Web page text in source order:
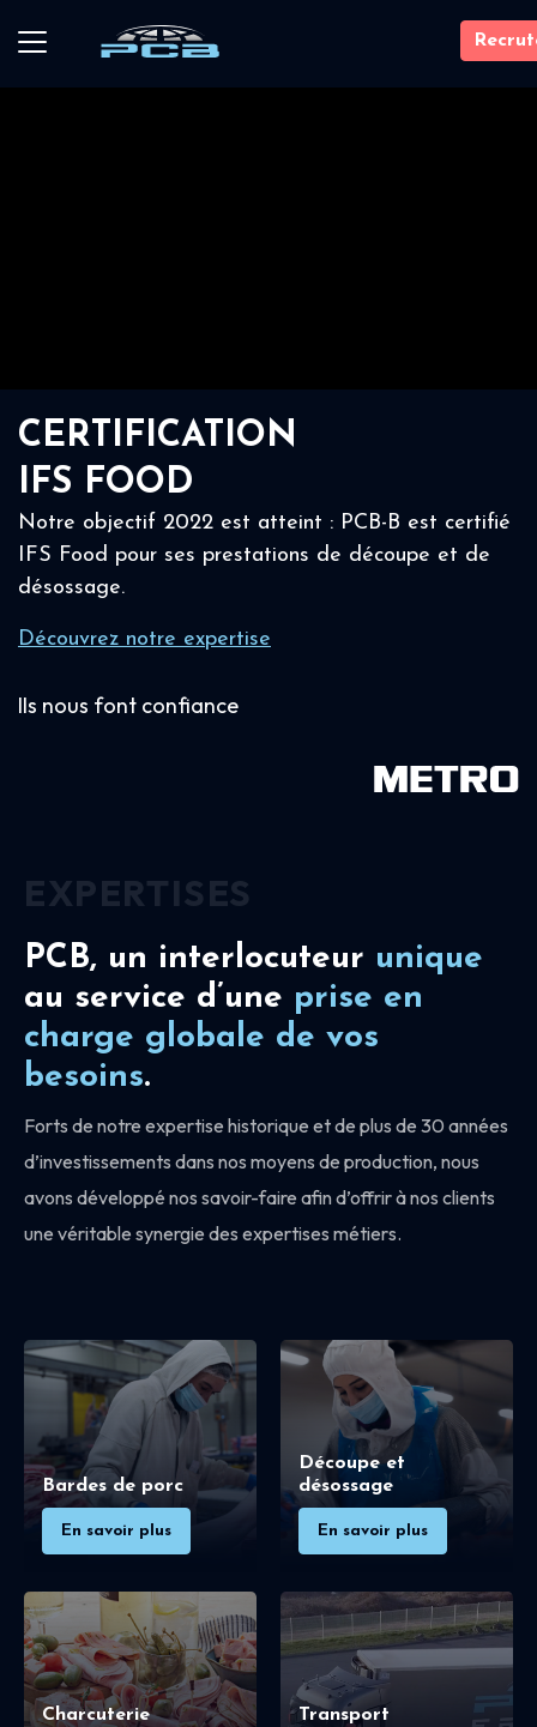
CERTIFICATION
IFS FOOD
Notre objectif 2022 est atteint : PCB-B est certifié
IFS Food pour ses prestations de découpe et de
désossage.
Découvrez notre expertise
Ils nous font confiance
PCB, un interlocuteur unique
au service d’une prise en
charge globale de vos
besoins.
Forts de notre expertise historique et de plus de 30 années
d’investissements dans nos moyens de production, nous
avons développé nos savoir-faire afin d’offrir à nos clients
une véritable synergie des expertises métiers.
EXPERTISES
Bardes de porc
En savoir plus
Découpe et
désossage
En savoir plus
Charcuterie
Transport